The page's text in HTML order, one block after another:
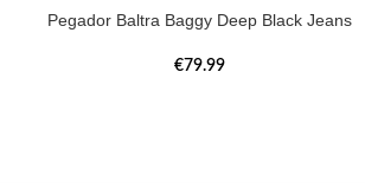
Pegador Baltra Baggy Deep Black Jeans
€79.99